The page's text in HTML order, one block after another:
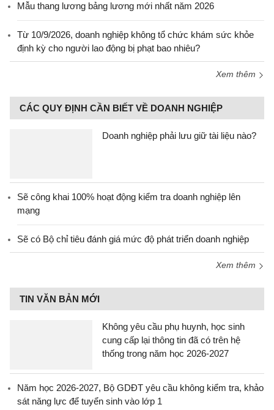
Mẫu thang lương bảng lương mới nhất năm 2026
Từ 10/9/2026, doanh nghiệp không tổ chức khám sức khỏe
định kỳ cho người lao động bị phạt bao nhiêu?
Xem thêm
CÁC QUY ĐỊNH CẦN BIẾT VỀ DOANH NGHIỆP
Doanh nghiệp phải lưu giữ tài liệu nào?
Sẽ công khai 100% hoạt động kiểm tra doanh nghiệp lên
mạng
Sẽ có Bộ chỉ tiêu đánh giá mức độ phát triển doanh nghiệp
Xem thêm
TIN VĂN BẢN MỚI
Không yêu cầu phụ huynh, học sinh
cung cấp lại thông tin đã có trên hệ
thống trong năm học 2026-2027
Năm học 2026-2027, Bộ GDĐT yêu cầu không kiểm tra, khảo
sát năng lực để tuyển sinh vào lớp 1